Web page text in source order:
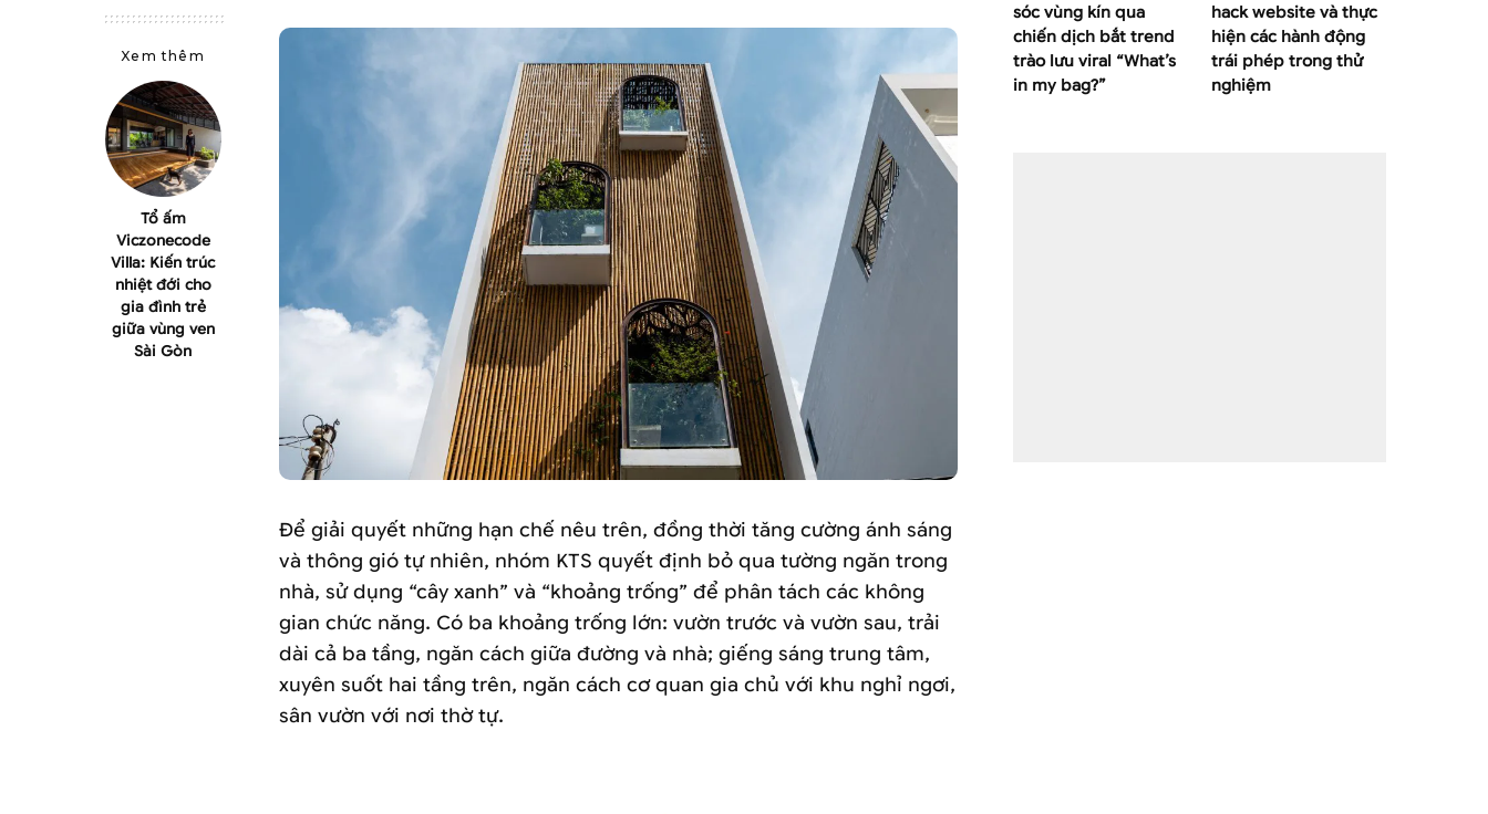
Xem thêm
Tổ ấm
Viczonecode
Villa: Kiến trúc
nhiệt đới cho
gia đình trẻ
giữa vùng ven
Sài Gòn
Để giải quyết những hạn chế nêu trên, đồng thời tăng cường ánh sáng
và thông gió tự nhiên, nhóm KTS quyết định bỏ qua tường ngăn trong
nhà, sử dụng “cây xanh” và “khoảng trống” để phân tách các không
gian chức năng. Có ba khoảng trống lớn: vườn trước và vườn sau, trải
dài cả ba tầng, ngăn cách giữa đường và nhà; giếng sáng trung tâm,
xuyên suốt hai tầng trên, ngăn cách cơ quan gia chủ với khu nghỉ ngơi,
sân vườn với nơi thờ tự.
sóc vùng kín qua
chiến dịch bắt trend
trào lưu viral “What’s
in my bag?”
hack website và thực
hiện các hành động
trái phép trong thử
nghiệm